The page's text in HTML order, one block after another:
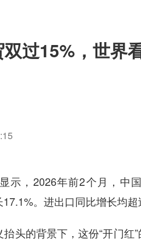
过15%，世界
示，2026年前2个月，中
。进出口同比增长均超
头的背景下，这份“开门红